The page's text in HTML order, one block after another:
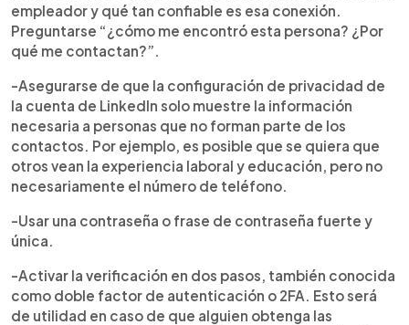
empleador y qué tan confiable es esa conexión.
Preguntarse “¿cómo me encontró esta persona? ¿Por
qué me contactan?”.
-Asegurarse de que la configuración de privacidad de
la cuenta de LinkedIn solo muestre la información
necesaria a personas que no forman parte de los
contactos. Por ejemplo, es posible que se quiera que
otros vean la experiencia laboral y educación, pero no
necesariamente el número de teléfono.
-Usar una contraseña o frase de contraseña fuerte y
única.
-Activar la verificación en dos pasos, también conocida
como doble factor de autenticación o 2FA. Esto será
de utilidad en caso de que alguien obtenga las